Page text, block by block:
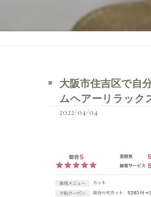
大阪市住吉区で自
ムヘアーリラック
2022/04/04